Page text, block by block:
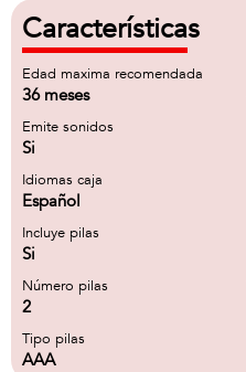
Características
Edad maxima recomendada
36 meses
Emite sonidos
Si
Idiomas caja
Español
Incluye pilas
Si
Número pilas
2
Tipo pilas
AAA